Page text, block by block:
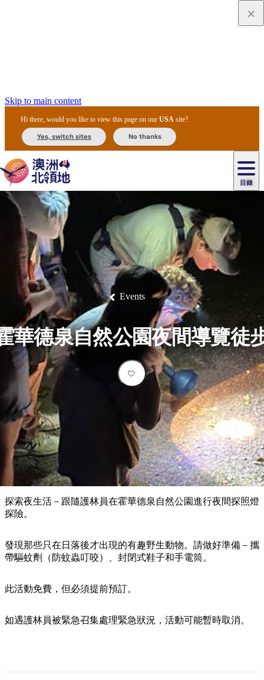
Skip to main content
Hi there, would you like to view this page on ourUSA site?
Yes, switch sites No thanks
目錄
主
目
錄
必
訪
景
點
最
受
歡
迎
戶
外
按
區
索
達
爾
文
麗
泉
烏
魯
魯
杜
國
家
公
園
治
菲
特
國
家
公
園
瓦
塔
卡
國
家
公
園
提
維
群
島
東
阿
納
姆
馬
塔
蘭
卡
溫
泉
池
尼
特
米
魯
克
國
公
卡
魯
卡
魯
/
魔
鬼
大
理
石
保
馬
古
茨
奧
里
查
/
麥
克
唐
家
公
園
必
玩
活
動
體
驗
榜
單
化
體
驗
食
略
節
慶
與
活
動
戶
外
和
探
險
然
和
野
生
動
植
物
歷
史
與
文
物
釣
魚
豪
華
旅
露
營
和
豪
華
野
營
駕
劃
您
旅
規
劃
訊
劃
工
具
住
宿
導
團
和
交
通
工
具
Events
華德泉自然公園夜間導覽徒
探索夜生活－跟隨護林員在霍華德泉自然公園進行夜間探照燈
探險。
發現那些只在日落後才出現的有趣野生動物。請做好準備－攜
帶驅蚊劑（防蚊蟲叮咬）、封閉式鞋子和手電筒。
此活動免費，但必須提前預訂。
如遇護林員被緊急召集處理緊急狀況，活動可能暫時取消。